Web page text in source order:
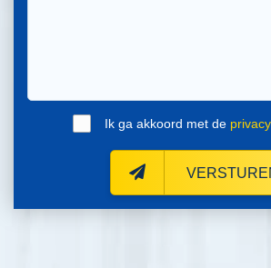
Ik ga akkoord met de